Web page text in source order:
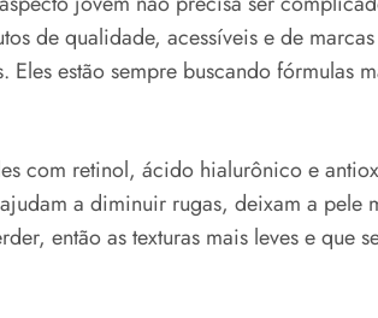
de qualidade, acessíveis e de
Eles estão sempre buscando fórmulas
com retinol, ácido hialurônico e
a diminuir rugas, deixam a pele
então as texturas mais leves e que